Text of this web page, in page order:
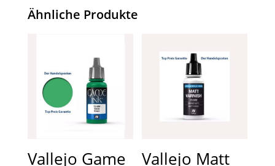
Ähnliche Produkte
Vallejo Game
Vallejo Matt